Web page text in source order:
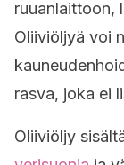
ruuanlaittoon,
Oliiviöljyä voi
rasva, joka ei
Oliiviöljy